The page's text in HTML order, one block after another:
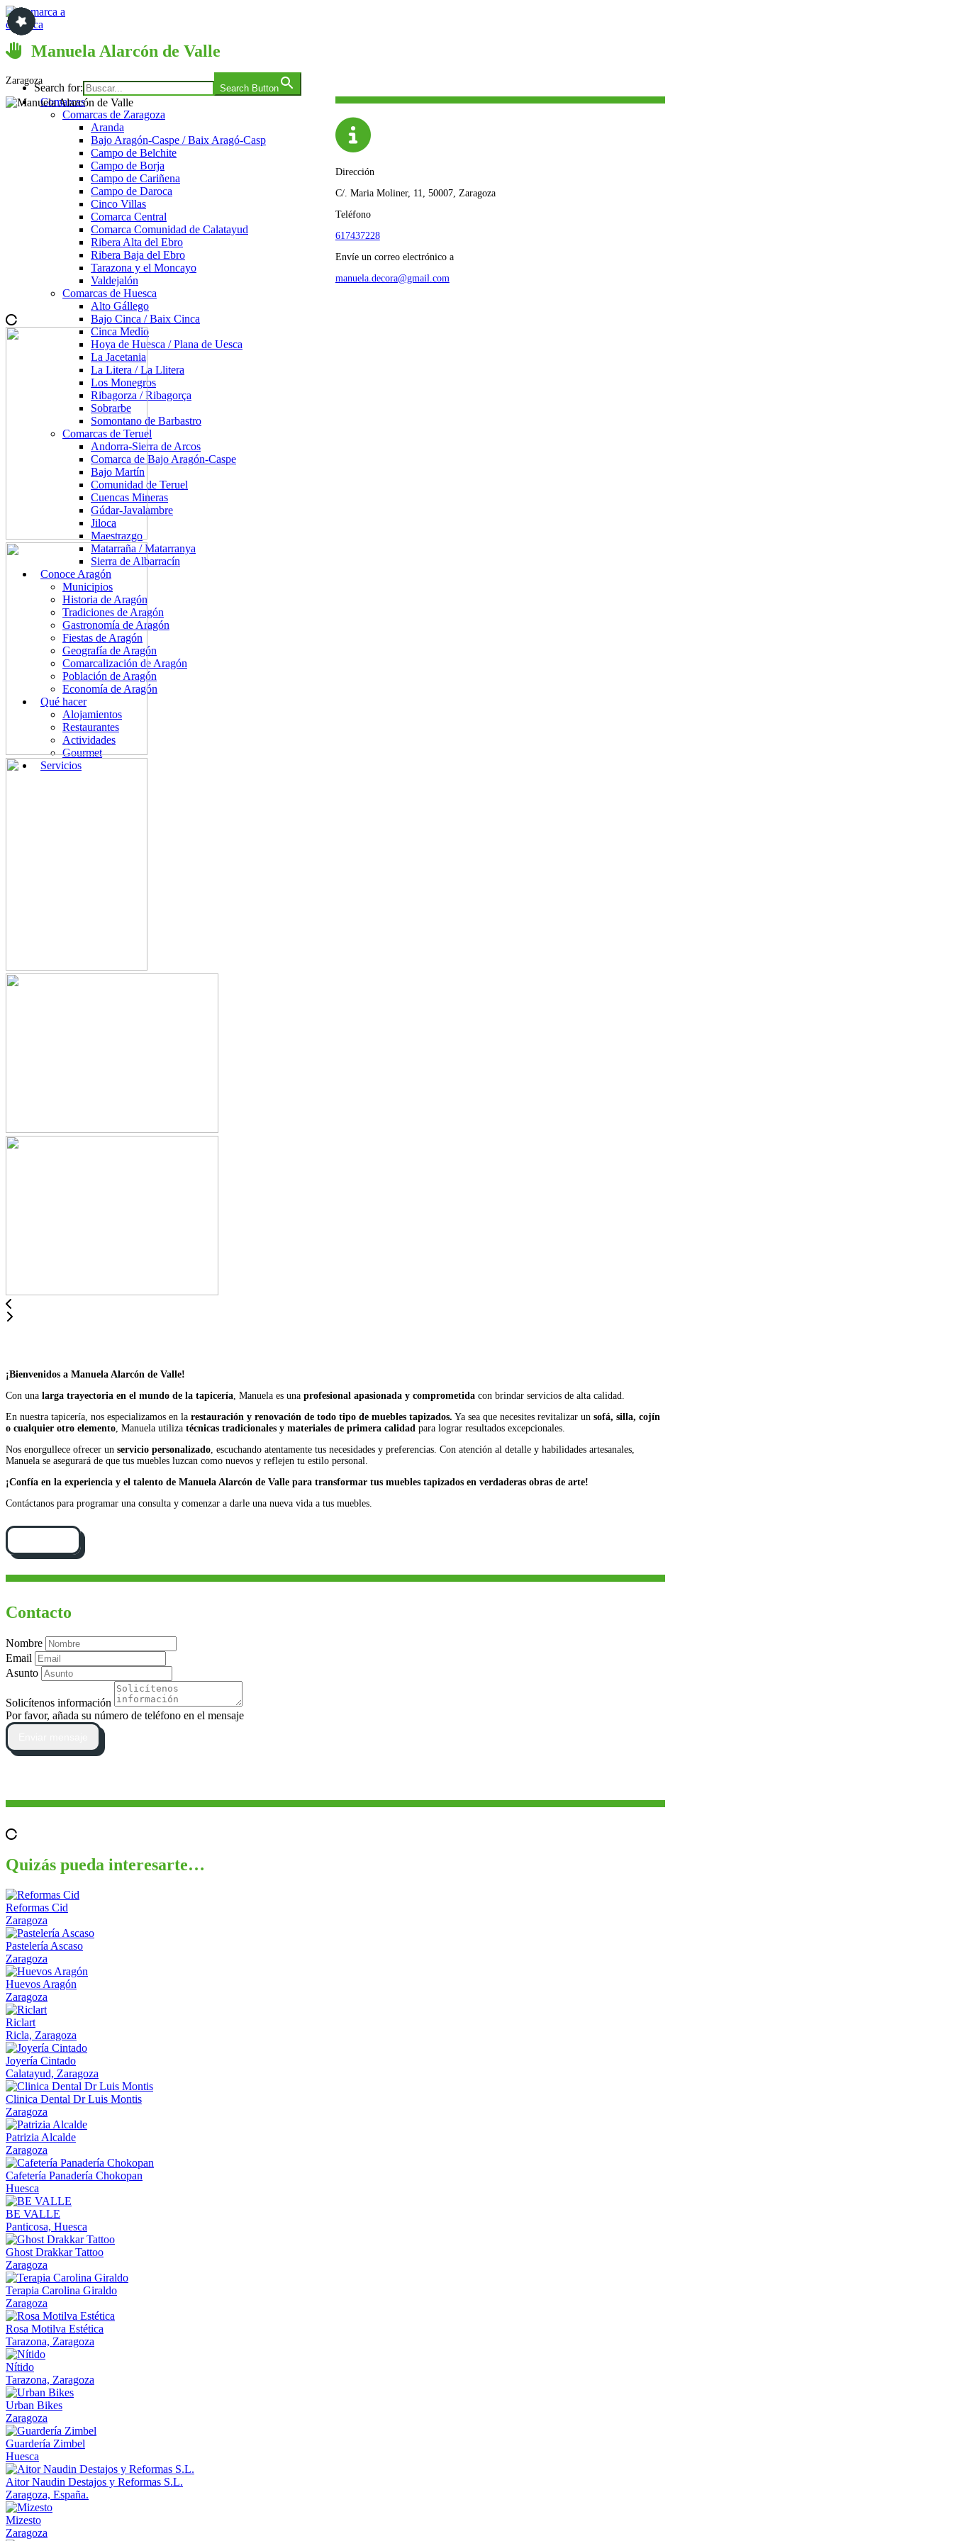
Saltar
al
contenido
Comarca a comarca
Search for: Search Button
Comarcas
Comarcas de Zaragoza
Aranda
Bajo Aragón-Caspe / Baix Aragó-Casp
Campo de Belchite
Campo de Borja
Campo de Cariñena
Campo de Daroca
Cinco Villas
Comarca Central
Comarca Comunidad de Calatayud
Ribera Alta del Ebro
Ribera Baja del Ebro
Tarazona y el Moncayo
Valdejalón
Comarcas de Huesca
Alto Gállego
Bajo Cinca / Baix Cinca
Cinca Medio
Hoya de Huesca / Plana de Uesca
La Jacetania
La Litera / La Llitera
Los Monegros
Ribagorza / Ribagorça
Sobrarbe
Somontano de Barbastro
Comarcas de Teruel
Andorra-Sierra de Arcos
Comarca de Bajo Aragón-Caspe
Bajo Martín
Comunidad de Teruel
Cuencas Mineras
Gúdar-Javalambre
Jiloca
Maestrazgo
Matarraña / Matarranya
Sierra de Albarracín
Conoce Aragón
Municipios
Historia de Aragón
Tradiciones de Aragón
Gastronomía de Aragón
Fiestas de Aragón
Geografía de Aragón
Comarcalización de Aragón
Población de Aragón
Economía de Aragón
Qué hacer
Alojamientos
Restaurantes
Actividades
Gourmet
Servicios
Manuela Alarcón de Valle
Zaragoza
Dirección
C/. Maria Moliner, 11, 50007, Zaragoza
Teléfono
617437228
Envíe un correo electrónico a
manuela.decora@gmail.com
¡Bienvenidos a Manuela Alarcón de Valle!
Con una larga trayectoria en el mundo de la tapicería , Manuela es una profesional apasionada y comprometida con brindar servicios de alta calidad.
En nuestra tapicería, nos especializamos en la restauración y renovación de todo tipo de muebles tapizados. Ya sea que necesites revitalizar un sofá, silla, cojín
o cualquier otro elemento , Manuela utiliza técnicas tradicionales y materiales de primera calidad para lograr resultados excepcionales.
Nos enorgullece ofrecer un servicio personalizado , escuchando atentamente tus necesidades y preferencias. Con atención al detalle y habilidades artesanales,
Manuela se asegurará de que tus muebles luzcan como nuevos y reflejen tu estilo personal.
¡Confía en la experiencia y el talento de Manuela Alarcón de Valle para transformar tus muebles tapizados en verdaderas obras de arte!
Contáctanos para programar una consulta y comenzar a darle una nueva vida a tus muebles.
Contacto
Nombre
Email
Asunto
Solicítenos información
Por favor, añada su número de teléfono en el mensaje
Quizás pueda interesarte…
Reformas Cid
Zaragoza
Pastelería Ascaso
Zaragoza
Huevos Aragón
Zaragoza
Riclart
Ricla, Zaragoza
Joyería Cintado
Calatayud, Zaragoza
Clinica Dental Dr Luis Montis
Zaragoza
Patrizia Alcalde
Zaragoza
Cafetería Panadería Chokopan
Huesca
BE VALLE
Panticosa, Huesca
Ghost Drakkar Tattoo
Zaragoza
Terapia Carolina Giraldo
Zaragoza
Rosa Motilva Estética
Tarazona, Zaragoza
Nítido
Tarazona, Zaragoza
Urban Bikes
Zaragoza
Guardería Zimbel
Huesca
Aitor Naudin Destajos y Reformas S.L.
Zaragoza, España.
Mizesto
Zaragoza